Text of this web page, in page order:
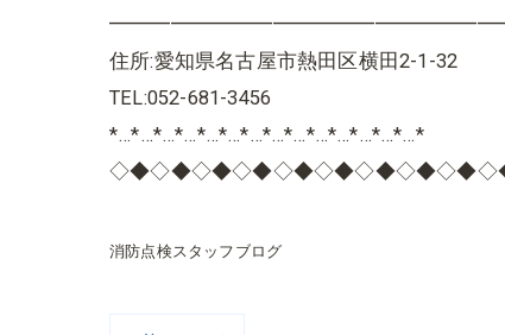
住所:愛知県名古屋市熱田区横田2-1-32
TEL:052-681-3456
*…*…*…*…*…*…*…*…*…*…*…*…*…*…*
消防点検スタッフブログ